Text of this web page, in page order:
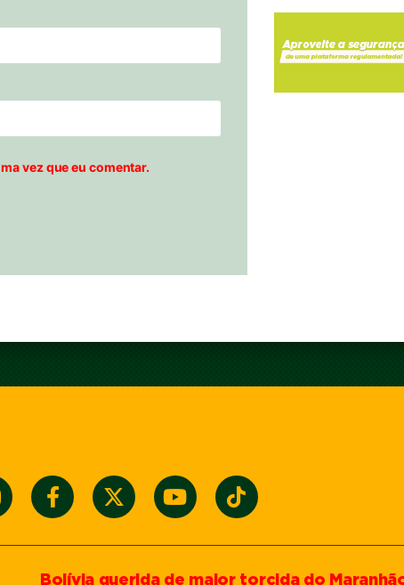
vez que eu comentar.
Bolívia querida de maior torcida do